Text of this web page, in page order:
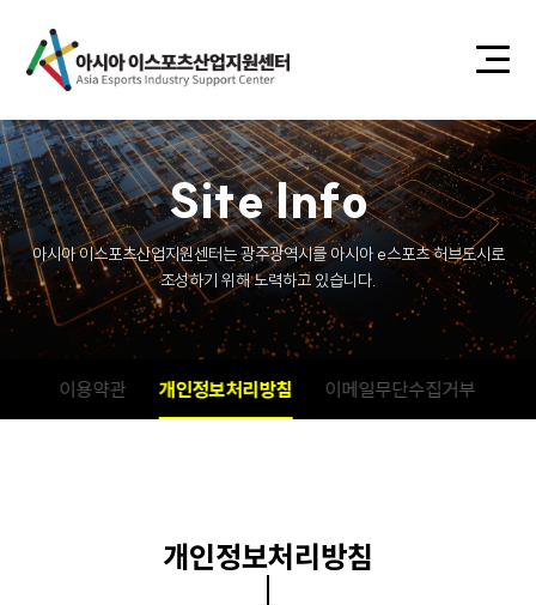
SiteInfo
아시아 이스포츠산업지원센터는 광주광역시를 아시아 e스포츠 허브도시로
조성하기 위해 노력하고 있습니다.
이용약관 개인정보처리방침 이메일무단수집거부
개인정보처리방침